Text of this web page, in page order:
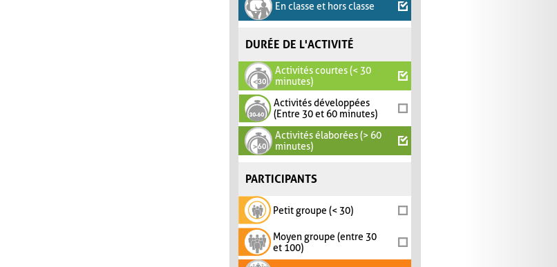
En classe et hors classe
DURÉE DE L'ACTIVITÉ
Activités courtes (< 30
minutes)
Activités développées
(Entre 30 et 60 minutes)
Activités élaborées (> 60
minutes)
PARTICIPANTS
Petit groupe (< 30)
Moyen groupe (entre 30
et 100)